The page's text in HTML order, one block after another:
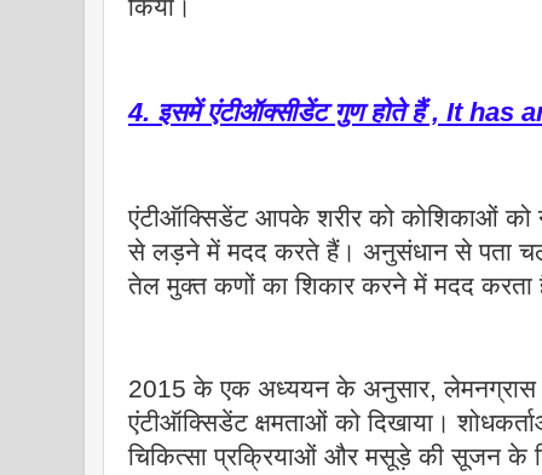
किया।
4. इसमें एंटीऑक्सीडेंट गुण होते हैं , It
एंटीऑक्सिडेंट आपके शरीर को कोशिकाओं को
से लड़ने में मदद करते हैं। अनुसंधान से पता
तेल मुक्त कणों का शिकार करने में मदद करता
2015 के एक अध्ययन के अनुसार,
एंटीऑक्सिडेंट क्षमताओं को दिखाया।
चिकित्सा प्रक्रियाओं और मसूड़े की सूजन के